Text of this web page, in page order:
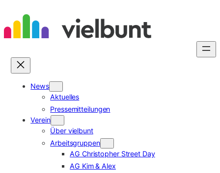
Inhalt
springen
News
Aktuelles
Pressemitteilungen
Verein
Über vielbunt
Arbeitsgruppen
AG Christopher Street Day
AG Kim & Alex